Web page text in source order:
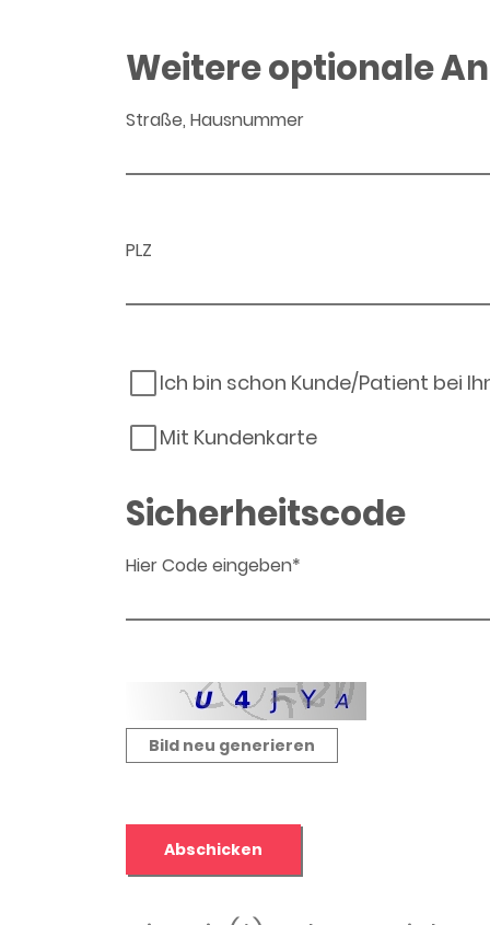
Weitere optionale
Straße, Hausnummer
PLZ
Ich bin schon Kunde/Patient bei
Mit Kundenkarte
Sicherheitscode
Hier Code eingeben*